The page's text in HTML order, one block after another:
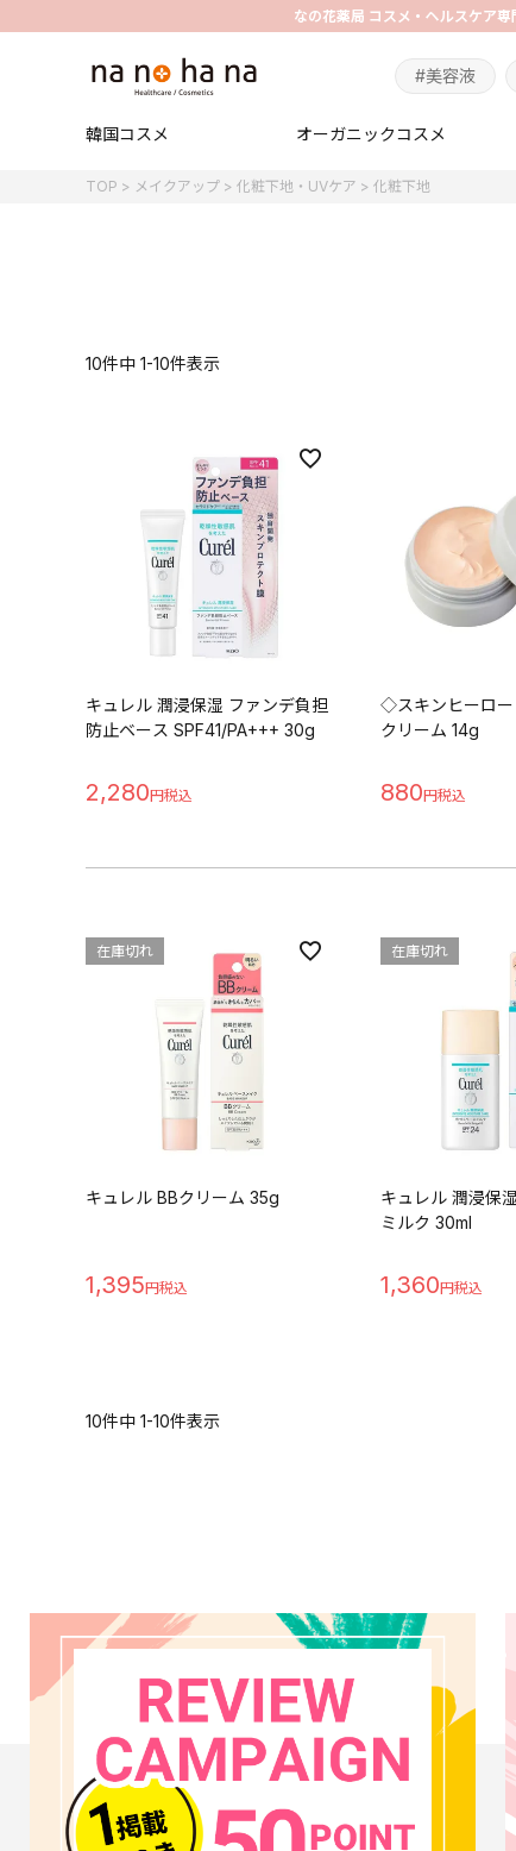
#美容液
韓国コスメ オーガニックコスメ
TOP メイクアップ 化粧下地・UVケア 化粧下地
10件中 1-10件表示
キュレル 潤浸保湿 ファンデ負担
防止ベース SPF41/PA+++ 30g
2,280
◇スキンヒーロー
クリーム 14g
880
キュレル BBクリーム 35g
1,395
在庫切れ
キュレル 潤浸保
ミルク 30ml
1,360
在庫切れ
10件中 1-10件表示